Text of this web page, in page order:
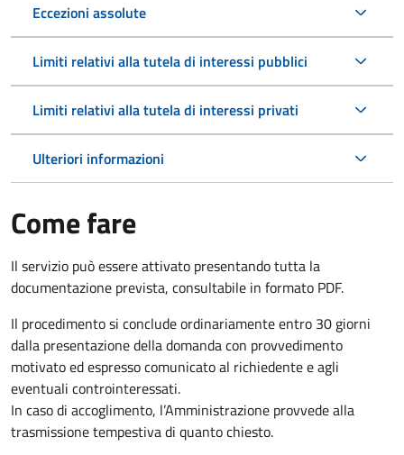
Eccezioni assolute
Limiti relativi alla tutela di interessi pubblici
Limiti relativi alla tutela di interessi privati
Ulteriori informazioni
Come fare
Il servizio può essere attivato presentando tutta la
documentazione prevista, consultabile in formato PDF.
Il procedimento si conclude ordinariamente entro 30 giorni
dalla presentazione della domanda con provvedimento
motivato ed espresso comunicato al richiedente e agli
eventuali controinteressati.
In caso di accoglimento, l’Amministrazione provvede alla
trasmissione tempestiva di quanto chiesto.